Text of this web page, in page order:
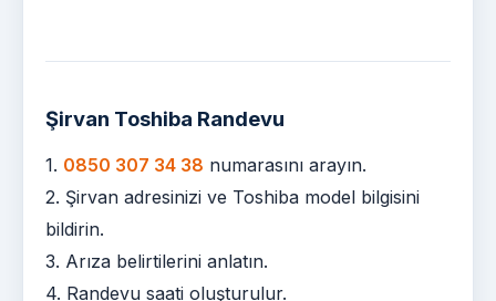
Şirvan Toshiba Randevu
1. 0850 307 34 38 numarasını arayın.
2. Şirvan adresinizi ve Toshiba model bilgisini
bildirin.
3. Arıza belirtilerini anlatın.
4. Randevu saati oluşturulur.